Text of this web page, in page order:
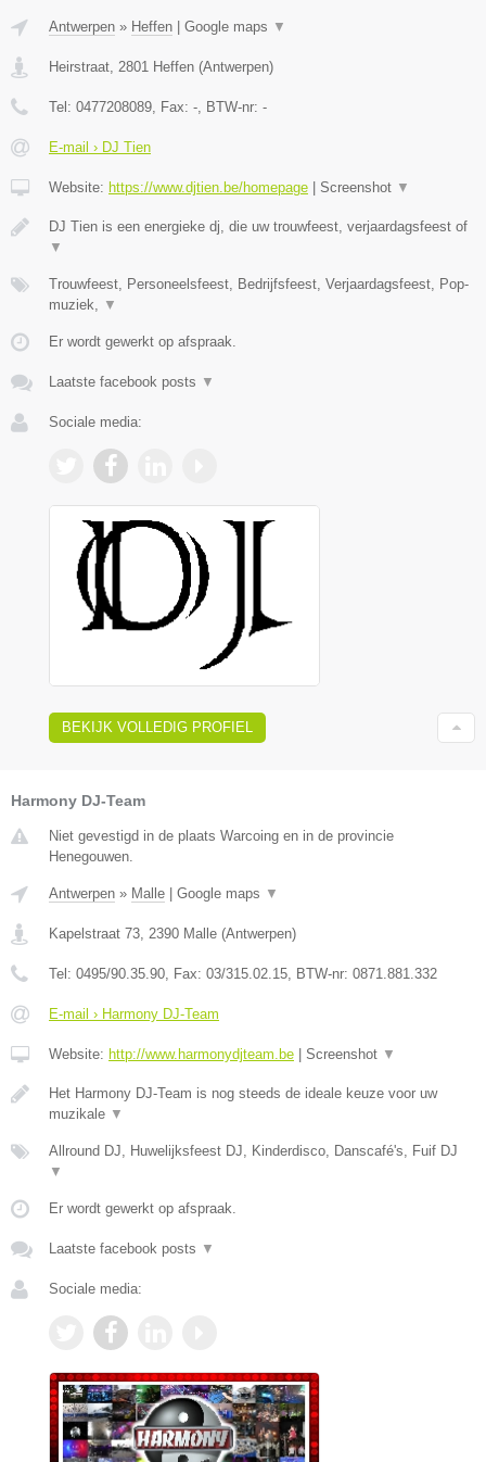
Antwerpen » Heffen Google maps ▼
Heirstraat, 2801 Heffen (Antwerpen)
Tel: 0477208089, Fax: -, BTW-nr: -
E-mail › DJ Tien
Website: https://www.djtien.be/homepage Screenshot ▼
DJ Tien is een energieke dj, die uw trouwfeest, verjaardagsfeest of
▼
Trouwfeest, Personeelsfeest, Bedrijfsfeest, Verjaardagsfeest, Pop-
muziek, ▼
Er wordt gewerkt op afspraak.
Laatste facebook posts ▼
Sociale media:
BEKIJK VOLLEDIG PROFIEL
Harmony DJ-Team
Niet gevestigd in de plaats Warcoing en in de provincie
Henegouwen.
Antwerpen » Malle Google maps ▼
Kapelstraat 73 2390 Malle (Antwerpen)
Tel: 0495/90.35.90 , Fax: 03/315.02.15 , BTW-nr: 0871.881.332
E-mail › Harmony DJ-Team
Website: http://www.harmonydjteam.be Screenshot ▼
Het Harmony DJ-Team is nog steeds de ideale keuze voor uw
muzikale ▼
Allround DJ, Huwelijksfeest DJ, Kinderdisco, Danscafé's, Fuif DJ
▼
Er wordt gewerkt op afspraak.
Laatste facebook posts ▼
Sociale media: